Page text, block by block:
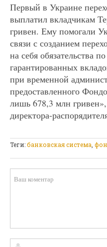
Первый в Украине
выплатил вкладчикам
гривен. Ему помогали
связи с созданием
на себя обязательства
гарантированных
при временной
предоставленного
лишь 678,3 млн
директора-
Теги:банковская система